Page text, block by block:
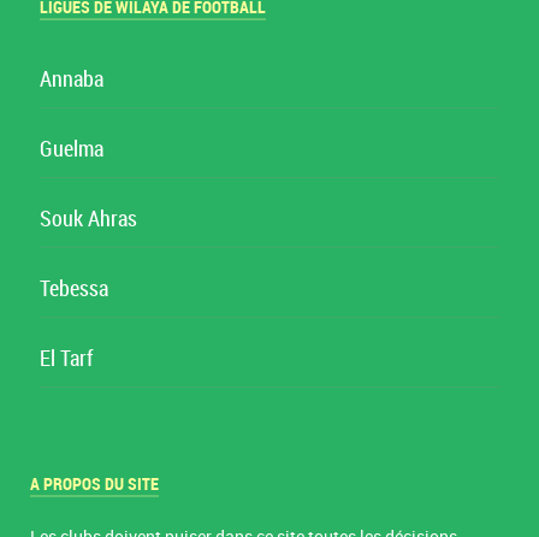
LIGUES DE WILAYA DE FOOTBALL
Annaba
Guelma
Souk Ahras
Tebessa
El Tarf
A PROPOS DU SITE